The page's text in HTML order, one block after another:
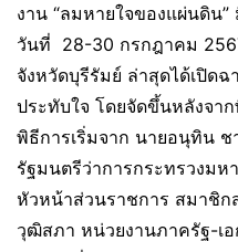
งาน “ลมหายใจของแผ่นดิน
วันที่ 28-30 กรกฎาคม
จังหวัดบุรีรัมย์ ล่าสุดได้เปิด
ประทับใจ โดยจัดขึ้นหลังจา
พิธีการเริ่มจาก นายอนุทิน
รัฐมนตรีว่าการกระทรวงม
หัวหน้าส่วนราชการ สมาชิ
วุฒิสภา หน่วยงานภาครัฐ-เ